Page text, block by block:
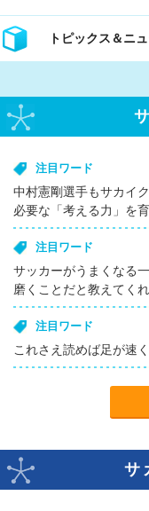
トピックス＆ニ
注目ワード
中村憲剛選手もサカイ
必要な「考える力」を
注目ワード
サッカーがうまくなる
磨くことだと教えてく
注目ワード
これさえ読めば足が速
サ